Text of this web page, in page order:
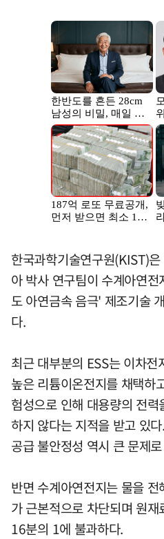
한국과학기술연구원(KIST)
아 박사 연구팀이 수계아연
도 아연금속 음극' 제조기술
다.
최근 대부분의 ESS는 이차
높은 리튬이온전지를 채택하
험성으로 인해 대용량의 전
하지 않다는 지적을 받고 있
공급 불안정성 역시 큰 문제
반면 수계아연전지는 물을
가 근본적으로 차단되며 원
16분의 1에 불과하다.